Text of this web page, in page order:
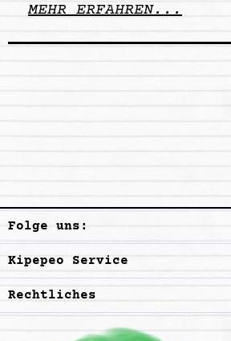
MEHR ERFAHREN...
Folge uns:
Kipepeo Service
Rechtliches